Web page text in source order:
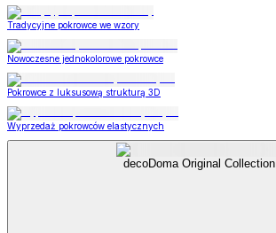
Tradycyjne pokrowce we wzory
Nowoczesne jednokolorowe pokrowce
Pokrowce z luksusową strukturą 3D
Wyprzedaż pokrowców elastycznych
decoDoma Original Collection